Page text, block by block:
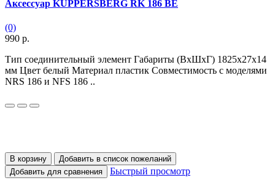
Аксессуар KUPPERSBERG RK 186 BE
(0)
990 р.
Тип соединительный элемент Габариты (ВхШхГ) 1825х27х14
мм Цвет белый Материал пластик Совместимость с моделями
NRS 186 и NFS 186 ..
В корзину
Добавить в список пожеланий
Добавить для сравнения
Быстрый просмотр